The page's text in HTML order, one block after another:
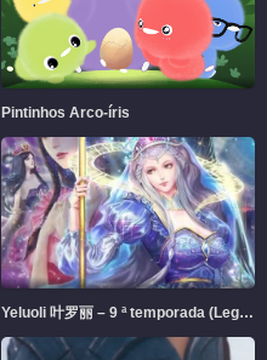
Pintinhos Arco-íris
Yeluoli 叶罗丽 – 9 ª temporada (Legendado)